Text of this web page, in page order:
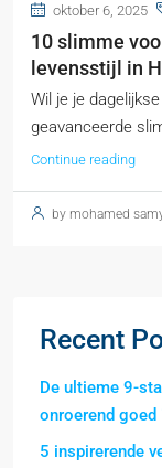
oktober 6, 2025
10 slimme
levensstijl in
Wil je je
geavanceerde
Continue reading
by mohamed
Recent
De ultieme 9-
onroerend goed
5 inspirerende